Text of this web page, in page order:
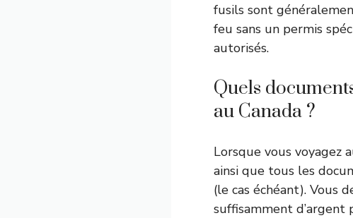
fusils sont
feu sans un permis
autorisés.
Quels
au Canada ?
Lorsque vous voyagez
ainsi que tous les
(le cas échéant). Vous
suffisamment